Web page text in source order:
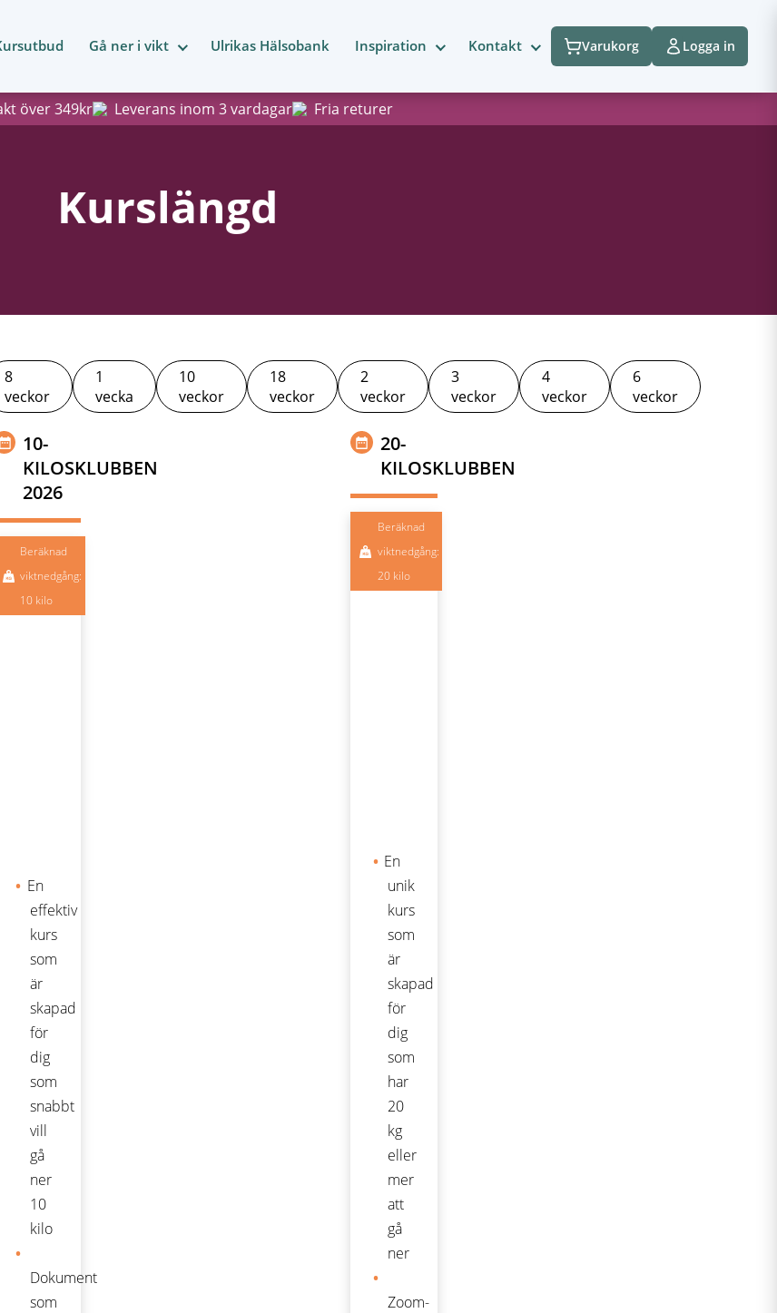
Gå ner i vikt Ulrikas Hälsobank Inspiration Kontakt Varukorg Logga in
över 349kr Leverans inom 3 vardagar Fria returer
Kurslängd
8
veckor
1
vecka
10
veckor
18
veckor
2
veckor
3
veckor
4
veckor
6
veckor
10-
KILOSKLUBBEN
2026
Beräknad
viktnedgång:
10 kilo
En
effektiv
kurs
som
är
skapad
för
dig
som
snabbt
vill
gå
ner
10
kilo
Dokument
som
20-
KILOSKLUBBEN
Beräknad
viktnedgång:
20 kilo
En
unik
kurs
som
är
skapad
för
dig
som
har
20
kg
eller
mer
att
gå
ner
Zoom-